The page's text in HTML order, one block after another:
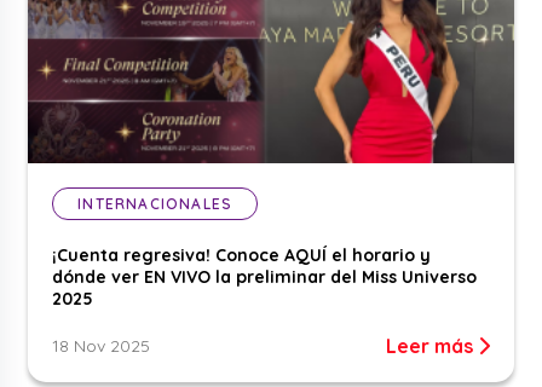
INTERNACIONALES
¡Cuenta regresiva! Conoce AQUÍ el horario y
dónde ver EN VIVO la preliminar del Miss Universo
2025
18 Nov 2025 Leer más